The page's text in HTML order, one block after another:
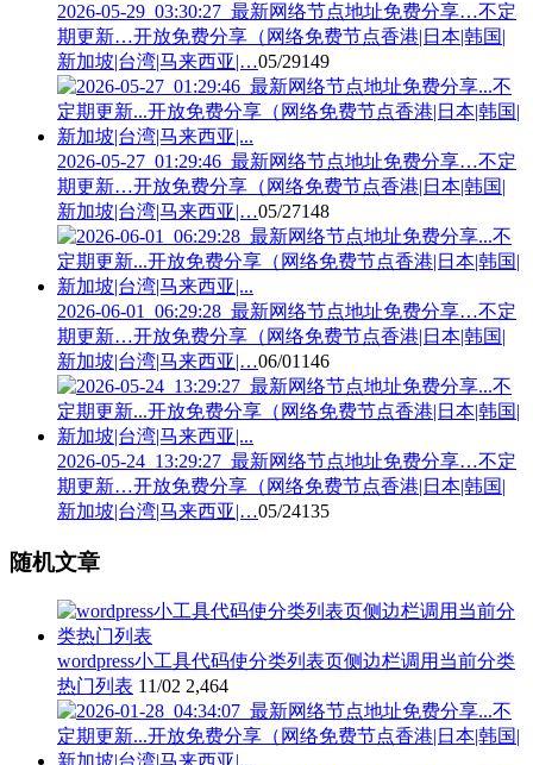
2026-05-29_03:30:27_最新网络节点地址免费分享…不定
期更新…开放免费分享（网络免费节点香港|日本|韩国|
新加坡|台湾|马来西亚|…05/29149
2026-05-27_01:29:46_最新网络节点地址免费分享…不定
期更新…开放免费分享（网络免费节点香港|日本|韩国|
新加坡|台湾|马来西亚|…05/27148
2026-06-01_06:29:28_最新网络节点地址免费分享…不定
期更新…开放免费分享（网络免费节点香港|日本|韩国|
新加坡|台湾|马来西亚|…06/01 146
2026-05-24_13:29:27_最新网络节点地址免费分享…不定
期更新…开放免费分享（网络免费节点香港|日本|韩国|
新加坡|台湾|马来西亚|…05/24135
随机文章
wordpress小工具代码使分类列表页侧边栏调用当前分类
热门列表 11/02 2,464